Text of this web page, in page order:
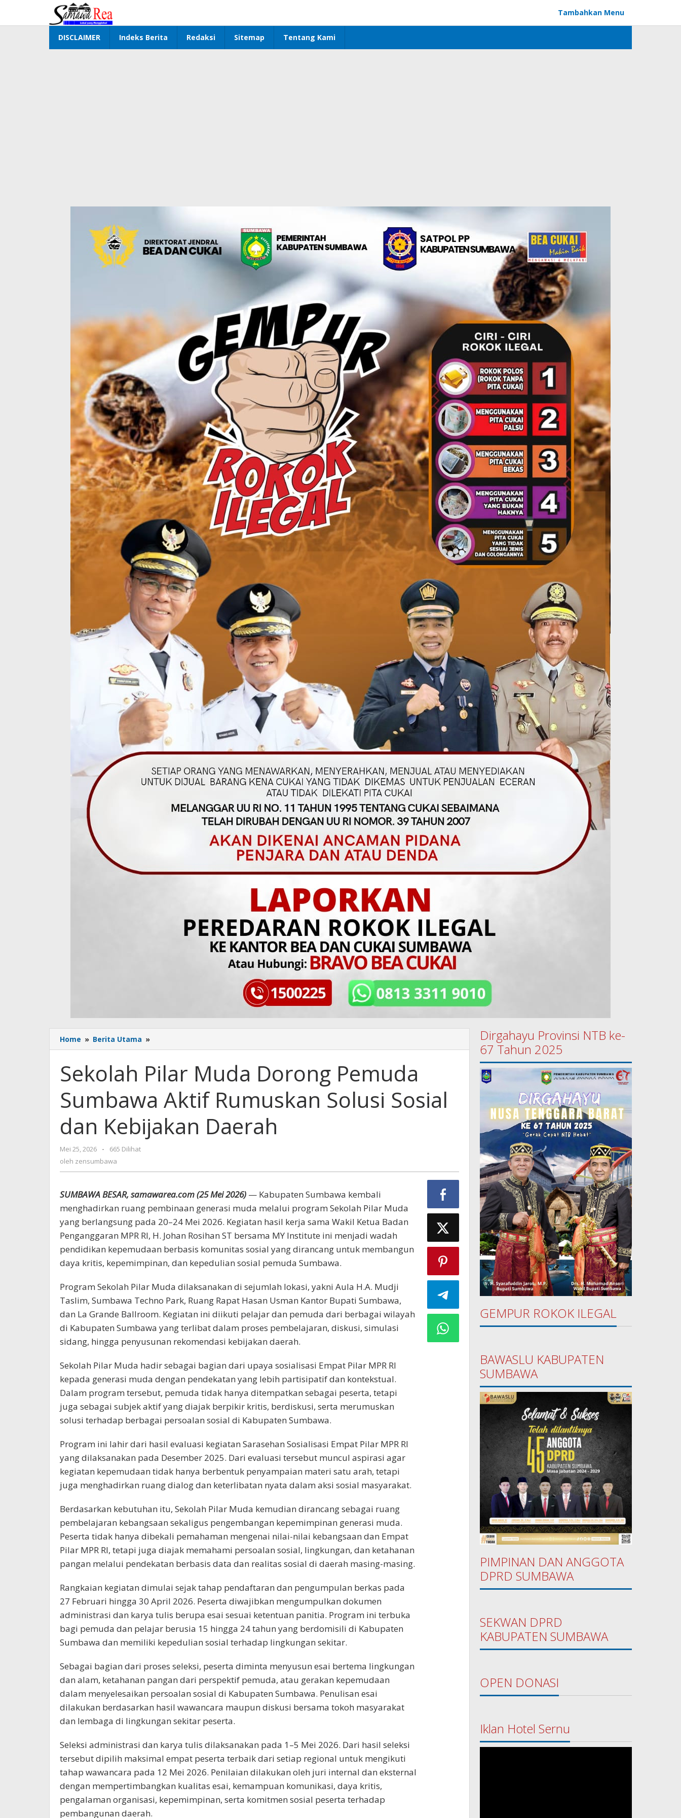
konten
Tambahkan Menu
DISCLAIMER Indeks Berita Redaksi Sitemap Tentang Kami
Home » Berita Utama »
Pilar
Dorong
Pemuda
Sumbawa
Aktif
Solusi
Sosial
Sekolah Pilar Muda Dorong Pemuda
Sumbawa Aktif Rumuskan Solusi Sosial
dan Kebijakan Daerah
Mei 25, 2026
oleh
zensumbawa
-
665 Dilihat
oleh zensumbawa
SUMBAWA BESAR, samawarea.com (25 Mei 2026) — Kabupaten Sumbawa kembali
menghadirkan ruang pembinaan generasi muda melalui program Sekolah Pilar Muda
yang berlangsung pada 20–24 Mei 2026. Kegiatan hasil kerja sama Wakil Ketua Badan
Penganggaran MPR RI, H. Johan Rosihan ST bersama MY Institute ini menjadi wadah
pendidikan kepemudaan berbasis komunitas sosial yang dirancang untuk membangun
daya kritis, kepemimpinan, dan kepedulian sosial pemuda Sumbawa.
Program Sekolah Pilar Muda dilaksanakan di sejumlah lokasi, yakni Aula H.A. Mudji
Taslim, Sumbawa Techno Park, Ruang Rapat Hasan Usman Kantor Bupati Sumbawa,
dan La Grande Ballroom. Kegiatan ini diikuti pelajar dan pemuda dari berbagai wilayah
di Kabupaten Sumbawa yang terlibat dalam proses pembelajaran, diskusi, simulasi
sidang, hingga penyusunan rekomendasi kebijakan daerah.
Sekolah Pilar Muda hadir sebagai bagian dari upaya sosialisasi Empat Pilar MPR RI
kepada generasi muda dengan pendekatan yang lebih partisipatif dan kontekstual.
Dalam program tersebut, pemuda tidak hanya ditempatkan sebagai peserta, tetapi
juga sebagai subjek aktif yang diajak berpikir kritis, berdiskusi, serta merumuskan
solusi terhadap berbagai persoalan sosial di Kabupaten Sumbawa.
Program ini lahir dari hasil evaluasi kegiatan Sarasehan Sosialisasi Empat Pilar MPR RI
yang dilaksanakan pada Desember 2025. Dari evaluasi tersebut muncul aspirasi agar
kegiatan kepemudaan tidak hanya berbentuk penyampaian materi satu arah, tetapi
juga menghadirkan ruang dialog dan keterlibatan nyata dalam aksi sosial masyarakat.
Berdasarkan kebutuhan itu, Sekolah Pilar Muda kemudian dirancang sebagai ruang
pembelajaran kebangsaan sekaligus pengembangan kepemimpinan generasi muda.
Peserta tidak hanya dibekali pemahaman mengenai nilai-nilai kebangsaan dan Empat
Pilar MPR RI, tetapi juga diajak memahami persoalan sosial, lingkungan, dan ketahanan
pangan melalui pendekatan berbasis data dan realitas sosial di daerah masing-masing.
Rangkaian kegiatan dimulai sejak tahap pendaftaran dan pengumpulan berkas pada
27 Februari hingga 30 April 2026. Peserta diwajibkan mengumpulkan dokumen
administrasi dan karya tulis berupa esai sesuai ketentuan panitia. Program ini terbuka
bagi pemuda dan pelajar berusia 15 hingga 24 tahun yang berdomisili di Kabupaten
Sumbawa dan memiliki kepedulian sosial terhadap lingkungan sekitar.
Sebagai bagian dari proses seleksi, peserta diminta menyusun esai bertema lingkungan
dan alam, ketahanan pangan dari perspektif pemuda, atau gerakan kepemudaan
dalam menyelesaikan persoalan sosial di Kabupaten Sumbawa. Penulisan esai
dilakukan berdasarkan hasil wawancara maupun diskusi bersama tokoh masyarakat
dan lembaga di lingkungan sekitar peserta.
Seleksi administrasi dan karya tulis dilaksanakan pada 1–5 Mei 2026. Dari hasil seleksi
tersebut dipilih maksimal empat peserta terbaik dari setiap regional untuk mengikuti
tahap wawancara pada 12 Mei 2026. Penilaian dilakukan oleh juri internal dan eksternal
dengan mempertimbangkan kualitas esai, kemampuan komunikasi, daya kritis,
pengalaman organisasi, kepemimpinan, serta komitmen sosial peserta terhadap
pembangunan daerah.
Dirgahayu Provinsi NTB ke-
67 Tahun 2025
GEMPUR ROKOK ILEGAL
BAWASLU KABUPATEN
SUMBAWA
PIMPINAN DAN ANGGOTA
DPRD SUMBAWA
SEKWAN DPRD
KABUPATEN SUMBAWA
OPEN DONASI
Iklan Hotel Sernu